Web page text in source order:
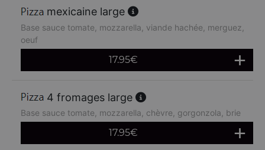
mexicaine large
Base sauce tomate, mozzarella, viande hachée, merguez,
oeuf
17.95€
4 fromages large
Base sauce tomate, mozzarella, chèvre, gorgonzola, brie
17.95€